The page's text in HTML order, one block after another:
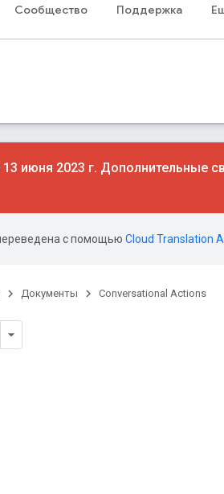
Сообщество Поддержка
13 июня 2023 г. Дополнительные
с помощью Cloud Translation
Документы Conversational Actions